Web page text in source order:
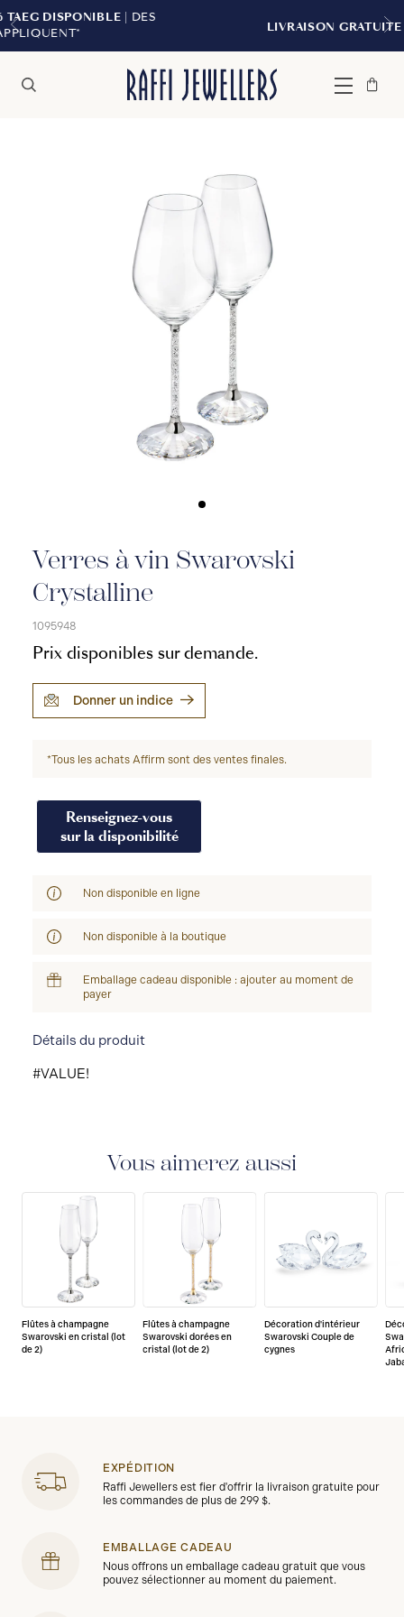
| DES
LIVRAISON GRATUITE À PARTIR DE 299
Menu
Sac
Fermer
Verres à vin Swarovski
Crystalline
1095948
Prix disponibles sur demande.
Donner un indice
*Tous les achats Affirm sont des ventes finales.
Renseignez-vous
sur la disponibilité
Non disponible en ligne
Non disponible à la boutique
Emballage cadeau disponible : ajouter au moment de
payer
Détails du produit
#VALUE!
Vous aimerez aussi
Flûtes à champagne
Swarovski en cristal (lot
de 2)
Flûtes à champagne
Swarovski dorées en
cristal (lot de 2)
Décoration d'intérieur
Swarovski Couple de
cygnes
EXPÉDITION
Raffi Jewellers est fier d'offrir la livraison gratuite pour
les commandes de plus de 299 $.
EMBALLAGE CADEAU
Nous offrons un emballage cadeau gratuit que vous
pouvez sélectionner au moment du paiement.